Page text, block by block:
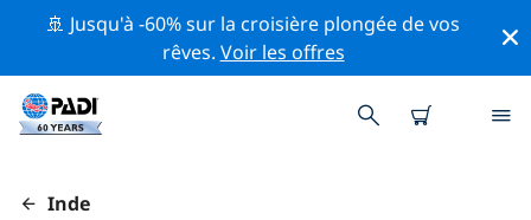
🚢 Jusqu'à -60% sur la croisière plongée de vos
rêves. Voir les offres
Inde